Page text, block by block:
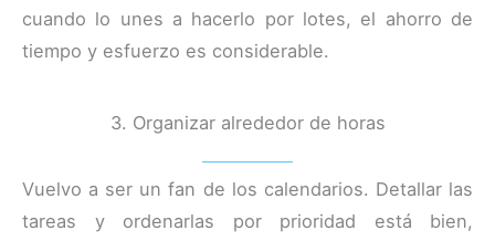
cuando lo unes a hacerlo por lotes, el ahorro de
tiempo y esfuerzo es considerable.
3. Organizar alrededor de horas
Vuelvo a ser un fan de los calendarios. Detallar las
tareas y ordenarlas por prioridad está bien,